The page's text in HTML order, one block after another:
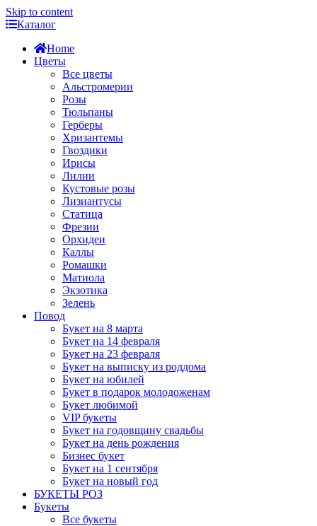
Skip to content
Каталог
Home
Цветы
Все цветы
Альстромерии
Розы
Тюльпаны
Герберы
Хризантемы
Гвоздики
Ирисы
Лилии
Кустовые розы
Лизиантусы
Статица
Фрезии
Орхидеи
Каллы
Ромашки
Матиола
Экзотика
Зелень
Повод
Букет на 8 марта
Букет на 14 февраля
Букет на 23 февраля
Букет на выписку из роддома
Букет на юбилей
Букет в подарок молодоженам
Букет любимой
VIP букеты
Букет на годовщину свадьбы
Букет на день рождения
Бизнес букет
Букет на 1 сентября
Букет на новый год
БУКЕТЫ РОЗ
Букеты
Все букеты